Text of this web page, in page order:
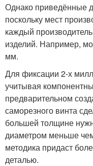
Однако приведённые
поскольку мест
каждый
изделий. Например,
мм.
Для фиксации 2-х
учитывая
предварительном
саморезного винта
большей толщине
диаметром меньше
методика придаст
деталью.